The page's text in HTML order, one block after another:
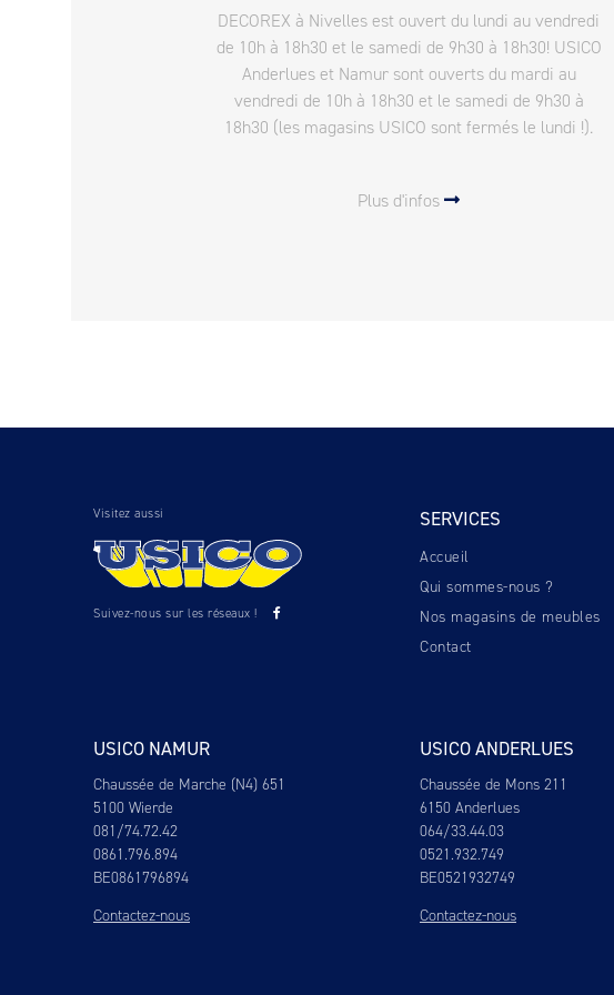
DECOREX à Nivelles est ouvert du lundi au vendredi
de 10h à 18h30 et le samedi de 9h30 à 18h30! USICO
Anderlues et Namur sont ouverts du mardi au
vendredi de 10h à 18h30 et le samedi de 9h30 à
18h30 (les magasins USICO sont fermés le lundi !).
Plus d'infos
Visitez aussi
Suivez-nous sur les réseaux !
SERVICES
Accueil
Qui sommes-nous ?
Nos magasins de meubles
Contact
USICO NAMUR
Chaussée de Marche (N4) 651
5100 Wierde
081/74.72.42
0861.796.894
BE0861796894
Contactez-nous
USICO ANDERLUES
Chaussée de Mons 211
6150 Anderlues
064/33.44.03
0521.932.749
BE0521932749
Contactez-nous